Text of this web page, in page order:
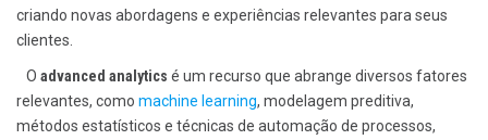
criando novas abordagens e experiências relevantes para seus
clientes.
O advanced analytics é um recurso que abrange diversos fatores
relevantes, como machine learning, modelagem preditiva,
métodos estatísticos e técnicas de automação de processos,